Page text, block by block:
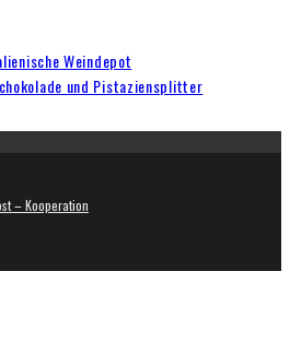
Weindepot
und Pistaziensplitter
– Kooperation